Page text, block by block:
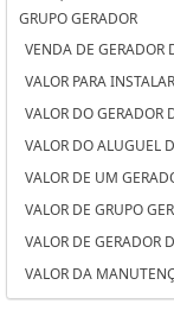
LOCAÇÃO DE
LOCAÇÃO DE
CAMPO
LOCAÇÃO DE
LOCAÇÃO DE
LOCAÇÃO DE
LOCAÇÃO DE
LOCAÇÃO DE
LOCAÇÃO DE
GRUPO GERADOR
VENDA DE GERADOR
VALOR PARA
VALOR DO GERADOR
VALOR DO ALUGUEL
VALOR DE UM
VALOR DE GRUPO
VALOR DE GERADOR
VALOR DA
VALOR ALUGUEL